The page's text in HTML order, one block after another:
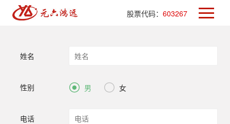
股票代码： 603267
姓名
性别  男  女
电话